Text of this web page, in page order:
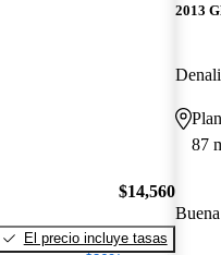
$14,560
El precio incluye tasas
2013
87